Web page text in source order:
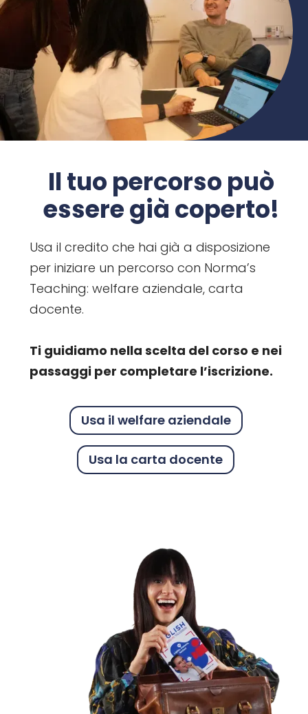
Il tuo percorso può
essere già coperto!
Usa il credito che hai già a disposizione
per iniziare un percorso con Norma’s
Teaching: welfare aziendale, carta
docente.
Ti guidiamo nella scelta del corso e nei
passaggi per completare l’iscrizione.
Usa il welfare aziendale
Usa la carta docente